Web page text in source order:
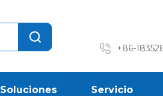
+86-
Soluciones Servicio